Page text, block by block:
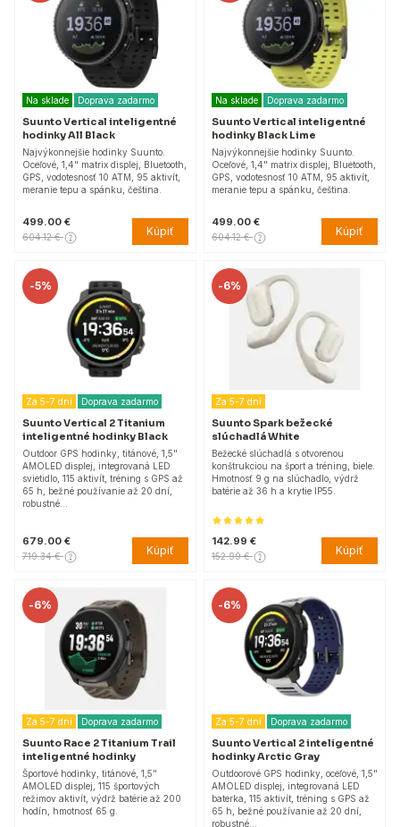
Na sklade Doprava zadarmo
Suunto Vertical inteligentné
hodinky All Black
Najvýkonnejšie hodinky Suunto.
Oceľové, 1,4" matrix displej, Bluetooth,
GPS, vodotesnosť 10 ATM, 95 aktivít,
meranie tepu a spánku, čeština.
499.00 €
604.12 € Kúpiť
Na sklade Doprava zadarmo
Suunto Vertical inteligentné
hodinky Black Lime
Najvýkonnejšie hodinky Suunto.
Oceľové, 1,4" matrix displej, Bluetooth,
GPS, vodotesnosť 10 ATM, 95 aktivít,
meranie tepu a spánku, čeština.
499.00 €
604.12 € Kúpiť
-5%
Za 5-7 dní Doprava zadarmo
Suunto Vertical 2 Titanium
inteligentné hodinky Black
Outdoor GPS hodinky, titánové, 1,5"
AMOLED displej, integrovaná LED
svietidlo, 115 aktivít, tréning s GPS až
65 h, bežné používanie až 20 dní,
robustné…
679.00 €
719.34 € Kúpiť
-6%
Za 5-7 dní
Suunto Spark bežecké
slúchadlá White
Bežecké slúchadlá s otvorenou
konštrukciou na šport a tréning, biele.
Hmotnosť 9 g na slúchadlo, výdrž
batérie až 36 h a krytie IP55.
142.99 €
152.99 € Kúpiť
-6%
Za 5-7 dní Doprava zadarmo
Suunto Race 2 Titanium Trail
inteligentné hodinky
Športové hodinky, titánové, 1,5"
AMOLED displej, 115 športových
režimov aktivít, výdrž batérie až 200
hodín, hmotnosť 65 g.
-6%
Za 5-7 dní Doprava zadarmo
Suunto Vertical 2 inteligentné
hodinky Arctic Gray
Outdoorové GPS hodinky, oceľové, 1,5"
AMOLED displej, integrovaná LED
baterka, 115 aktivít, tréning s GPS až
65 h, bežné používanie až 20 dní,
robustné…